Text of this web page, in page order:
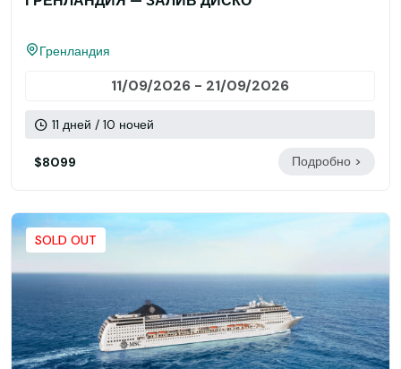
Гренландия
11/09/2026 - 21/09/2026
11 дней / 10 ночей
$8099 Подробно >
SOLD OUT